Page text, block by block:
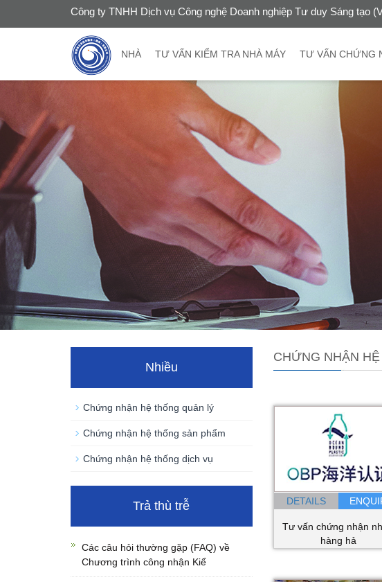
Công ty TNHH Dịch vụ Công nghệ Doanh nghiệp Tư duy Sáng tạo
NHÀ TƯ VẤN KIỂM TRA NHÀ MÁY TƯ VẤN CHỨNG
CHỨNG NHẬN
DETAILS
Tư vấn chứng nhận
hàng hả
Nhiều
Chứng nhận hệ thống quản lý
Chứng nhận hệ thống sản phẩm
Chứng nhận hệ thống dịch vụ
Trả thù trễ
Các câu hỏi thường gặp (FAQ) về
Chương trình công nhận Kiể